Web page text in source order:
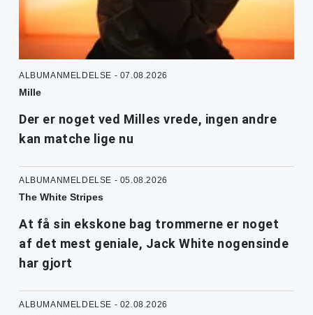
ALBUMANMELDELSE - 07.08.2026
Mille
Der er noget ved Milles vrede, ingen andre
kan matche lige nu
ALBUMANMELDELSE - 05.08.2026
The White Stripes
At få sin ekskone bag trommerne er noget
af det mest geniale, Jack White nogensinde
har gjort
ALBUMANMELDELSE - 02.08.2026